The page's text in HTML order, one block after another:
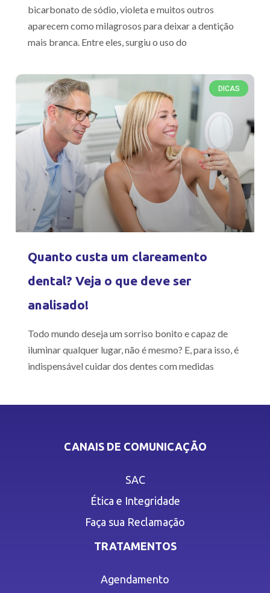
bicarbonato de sódio, violeta e muitos outros
aparecem como milagrosos para deixar a dentição
mais branca. Entre eles, surgiu o uso do
DICAS
Quanto custa um clareamento
dental? Veja o que deve ser
analisado!
Todo mundo deseja um sorriso bonito e capaz de
iluminar qualquer lugar, não é mesmo? E, para isso, é
indispensável cuidar dos dentes com medidas
CANAIS DE COMUNICAÇÃO
SAC
Ética e Integridade
Faça sua Reclamação
TRATAMENTOS
Agendamento